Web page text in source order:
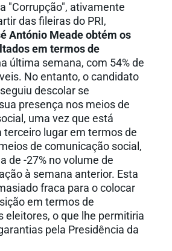
"Corrupção", ativamente
das fileiras do PRI,
António Meade obtém os
em termos de
última semana, com 54% de
No entanto, o candidato
descolar se
presença nos meios de
uma vez que está
terceiro lugar em termos de
de comunicação social,
de -27% no volume de
à semana anterior. Esta
fraca para o colocar
em termos de
eleitores, o que lhe permitiria
pela Presidência da